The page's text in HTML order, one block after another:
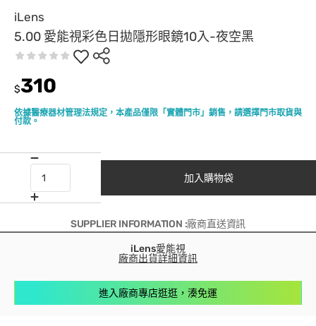
iLens
5.00 愛能視彩色日拋隱形眼鏡10入-夜空黑
依據醫療器材管理法規定，本產品僅限「實體門市」銷售，請選擇門市取貨與
付款。
$310
加入購物袋
SUPPLIER INFORMATION :廠商直送資訊
iLens愛能視
廠商出貨詳細資訊
進入廠商專店逛逛，湊免運